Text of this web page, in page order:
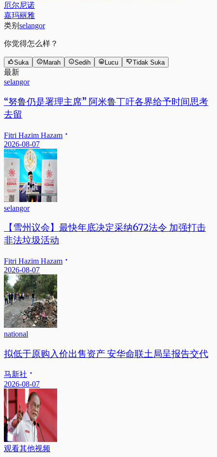
厄尔尼诺
嘉玛丽雅
类别 selangor
你觉得怎么样？
Suka Marah Sedih Lucu Tidak Suka
最新
selangor
“努鲁仍是署理主席” 阿米鲁丁吁各界给予时间思考
去留
Fitri Hazim Hazam
2026-08-07
selangor
【雪州议会】最快年底决定采纳672法令 加强打击
非法垃圾活动
Fitri Hazim Hazam
2026-08-07
national
拟低于原购入价出售资产 安华命联土局呈报告交代
马新社
2026-08-07
观看其他视频